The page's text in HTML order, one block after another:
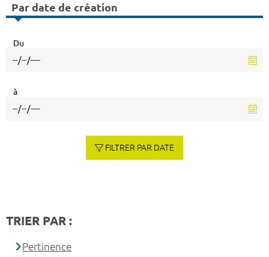
Par date de création
Du
à
FILTRER PAR DATE
TRIER PAR :
Pertinence